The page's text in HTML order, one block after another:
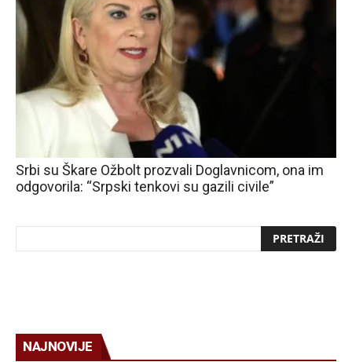
Srbi su Škare Ožbolt prozvali Doglavnicom, ona im
odgovorila: “Srpski tenkovi su gazili civile”
NAJNOVIJE